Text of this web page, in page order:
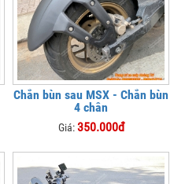
Chắn bùn sau MSX - Chắn bùn
4 chân
Giá:350.000đ